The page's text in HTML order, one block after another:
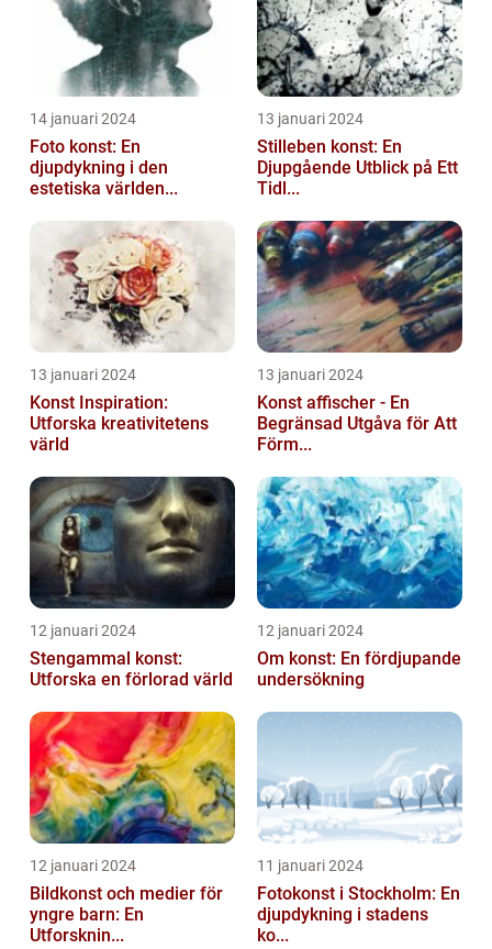
14 januari 2024
Foto konst: En
djupdykning i den
estetiska världen...
13 januari 2024
Stilleben konst: En
Djupgående Utblick på Ett
Tidl...
13 januari 2024
Konst Inspiration:
Utforska kreativitetens
värld
13 januari 2024
Konst affischer - En
Begränsad Utgåva för Att
Förm...
12 januari 2024
Stengammal konst:
Utforska en förlorad värld
12 januari 2024
Om konst: En fördjupande
undersökning
12 januari 2024
Bildkonst och medier för
yngre barn: En
Utforsknin...
11 januari 2024
Fotokonst i Stockholm: En
djupdykning i stadens
ko...